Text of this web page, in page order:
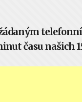
času našich